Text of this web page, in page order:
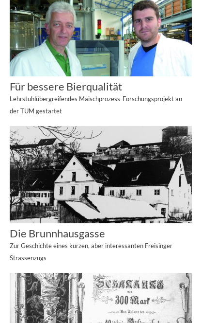
Für bessere Bierqualität
Lehrstuhlübergreifendes Maischprozess-Forschungsprojekt an
der TUM gestartet
Die Brunnhausgasse
Zur Geschichte eines kurzen, aber interessanten Freisinger
Strassenzugs